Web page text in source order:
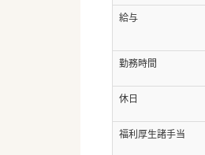
給与
勤務時間
休日
福利厚生諸手当